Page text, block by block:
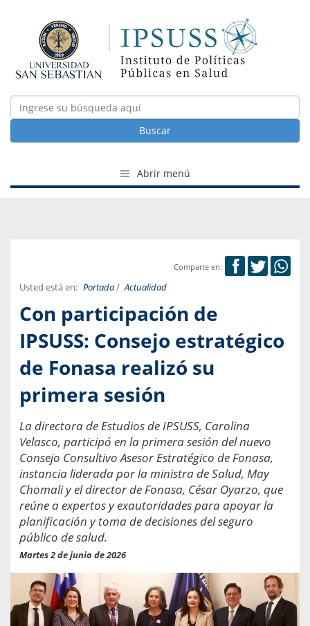
Buscar
Abrir menú
Comparte en:
Usted está en: Portada/ Actualidad
Con participación de
IPSUSS: Consejo estratégico
de Fonasa realizó su
primera sesión
La directora de Estudios de IPSUSS, Carolina
Velasco, participó en la primera sesión del nuevo
Consejo Consultivo Asesor Estratégico de Fonasa,
instancia liderada por la ministra de Salud, May
Chomali y el director de Fonasa, César Oyarzo, que
reúne a expertos y exautoridades para apoyar la
planificación y toma de decisiones del seguro
público de salud.
Martes 2 de junio de 2026